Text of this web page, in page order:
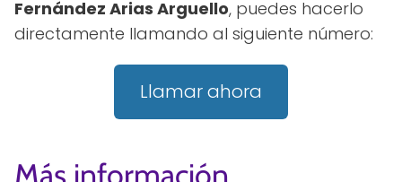
Fernández Arias Arguello, puedes hacerlo
directamente llamando al siguiente número:
Llamar ahora